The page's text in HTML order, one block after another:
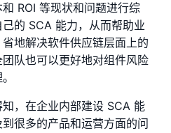
ROI 等现状和问题进行综
的 SCA 能力，从而帮助业
地解决软件供应链层面上的
队也可以更好地对组件⻛险
，在企业内部建设 SCA 能
很多的产品和运营方面的问